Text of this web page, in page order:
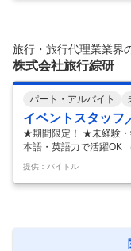
事業を多数展開／年休
保険被保険者資格取得/
喪失／扶養異動 社会保
旅行・旅行代理業業界
株式会社旅行綜研
パート・アルバイト
イベントスタッフ
★期間限定！ ★未経験・
本語・英語力で活躍OK
あり） ★登録制アルバイ
ベントスタッフ、案内(
旅行会社・ツアーコン
生歓迎、外国人活躍中
副業・WワークOK、ミ
ダー(50代〜)活躍中 【
提供：バイトル